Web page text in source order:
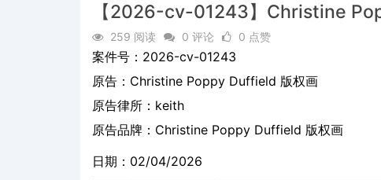
【2026-cv-01243】Christine
259 阅读 0 评论 0 点赞
案件号： 2026-cv-01243
原告： Christine Poppy Duffield 版权画
原告律所：keith
原告品牌： Christine Poppy Duffield 版权画
日期：02/04/2026